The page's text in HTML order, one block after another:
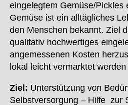
eingelegtem Gemüse/Pickles
Gemüse ist ein alltägliches
den Menschen bekannt. Ziel
qualitativ hochwertiges
angemessenen Kosten
lokal leicht vermarktet
Ziel: Unterstützung von
Selbstversorgung – Hilfe zur